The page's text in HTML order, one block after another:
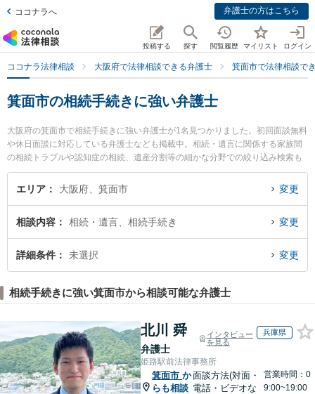
ココナラへ 弁護士の方はこちら
投稿する 探す 閲覧履歴 マイリスト ログイン
ココナラ法律相談 大阪府で法律相談できる弁護士 箕面市で法律相談で
箕面市の相続手続きに強い弁護士
大阪府の箕面市で相続手続きに強い弁護士が1名見つかりました。初回面談無料
や休日面談に対応している弁護士なども掲載中。相続・遺言に関係する家族間
の相続トラブルや認知症の相続、遺産分割等の細かな分野での絞り込み検索も
でき便利です。特に箕面駅前法律事務所の石塚 誠弁護士のプロフィール情報や
弁護士費用、強みなどが注目されています。『箕面市で土日や夜間に発生した
を法律相談できる箕面市内の弁護士に相談予約したい』などでお困りの相談者
さんにおすすめです。
エリア 大阪府、箕面市 変更
相談内容 相続・遺言、相続手続き 変更
詳細条件 未選択 変更
相続手続きに強い箕面市から相談可能な弁護士
北川 舜
弁護士
インタビュー
を見る
兵庫県
姫路駅前法律事務所
箕面市 か
らも相談
面談方法(対面・
電話・ビデオな
営業時間：0
9:00~19:00